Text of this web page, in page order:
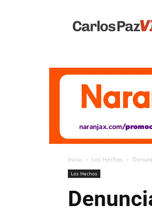
Vivo
Inicio Los Hechos
Los Hechos